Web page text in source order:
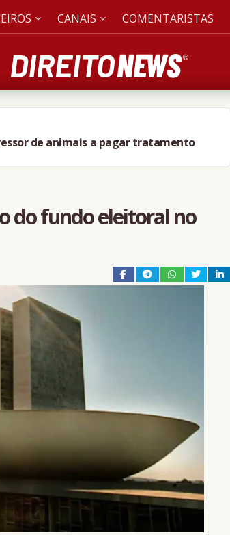
CANAIS COMENTARISTAS
de animais a pagar tratamento
do fundo eleitoral no